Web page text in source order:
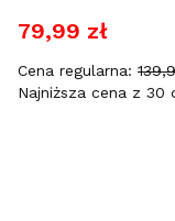
79,99 zł
Cena regularna:
Najniższa cena z 30